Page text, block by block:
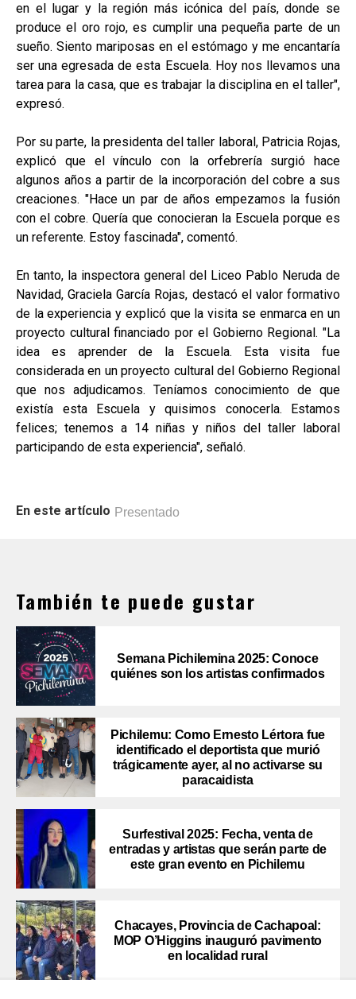
en el lugar y la región más icónica del país, donde se
produce el oro rojo, es cumplir una pequeña parte de un
sueño. Siento mariposas en el estómago y me encantaría
ser una egresada de esta Escuela. Hoy nos llevamos una
tarea para la casa, que es trabajar la disciplina en el taller",
expresó.
Por su parte, la presidenta del taller laboral, Patricia Rojas,
explicó que el vínculo con la orfebrería surgió hace
algunos años a partir de la incorporación del cobre a sus
creaciones. "Hace un par de años empezamos la fusión
con el cobre. Quería que conocieran la Escuela porque es
un referente. Estoy fascinada", comentó.
En tanto, la inspectora general del Liceo Pablo Neruda de
Navidad, Graciela García Rojas, destacó el valor formativo
de la experiencia y explicó que la visita se enmarca en un
proyecto cultural financiado por el Gobierno Regional. "La
idea es aprender de la Escuela. Esta visita fue
considerada en un proyecto cultural del Gobierno Regional
que nos adjudicamos. Teníamos conocimiento de que
existía esta Escuela y quisimos conocerla. Estamos
felices; tenemos a 14 niñas y niños del taller laboral
participando de esta experiencia", señaló.
En este artículo Presentado
También te puede gustar
Semana Pichilemina 2025: Conoce
quiénes son los artistas confirmados
Pichilemu: Como Ernesto Lértora fue
identificado el deportista que murió
trágicamente ayer, al no activarse su
paracaidista
Surfestival 2025: Fecha, venta de
entradas y artistas que serán parte de
este gran evento en Pichilemu
Chacayes, Provincia de Cachapoal:
MOP O’Higgins inauguró pavimento
en localidad rural